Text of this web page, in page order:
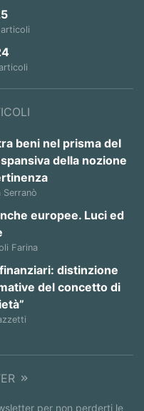
beni nel prisma del
della nozione
europee. Luci ed
Farina
distinzione
del concetto di
per non perderti le